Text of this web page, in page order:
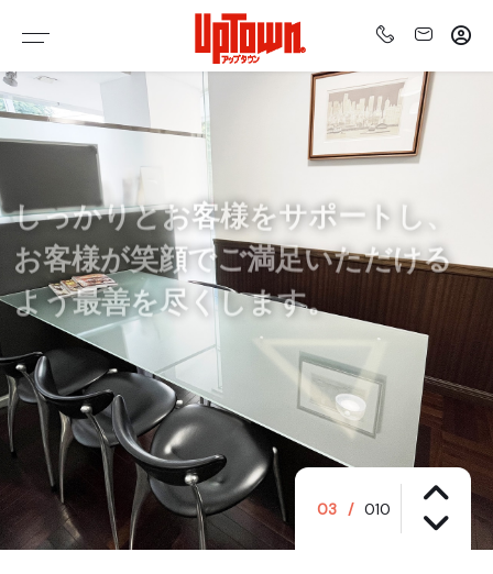
しっかりとお客様をサポートし、
お客様が笑顔でご満足いただける
よう最善を尽くします。
03 / 010
特集物件
特集物件一覧
特選物件
オープンハウス
スタッフのおすすめ
事業用物件
サービスガイド
ご購入をご検討の方
ご売却をご検討の方
不動産コンサルティングをご希望の方